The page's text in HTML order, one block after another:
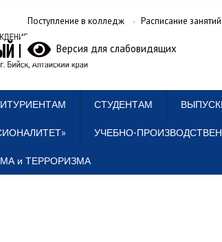
Поступление в колледж Расписание занятий
Версия для слабовидящих
СТУДЕНТАМ
УЧЕБНО-
и ТЕРРОРИЗМА